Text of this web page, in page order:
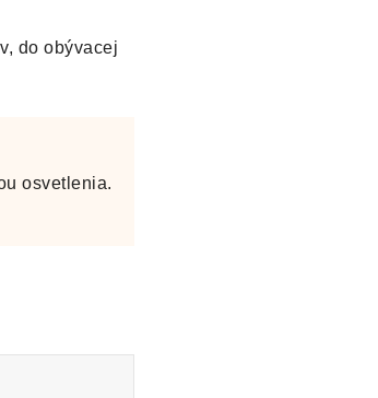
do obývacej
osvetlenia.